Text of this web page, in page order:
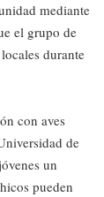
mediante
el grupo de
durante
con aves
de
un
pueden